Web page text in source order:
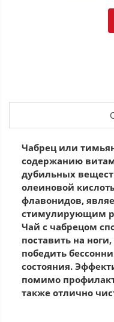
Чабрец или
содержанию
дубильных
олеиновой
флавонидов,
стимулирующим
Чай с чабрецом
поставить на
победить
состояния.
помимо
также отлично